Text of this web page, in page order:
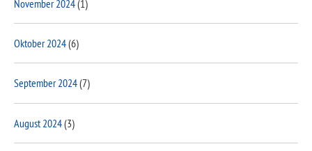
November 2024(1)
Oktober 2024(6)
September 2024(7)
August 2024(3)